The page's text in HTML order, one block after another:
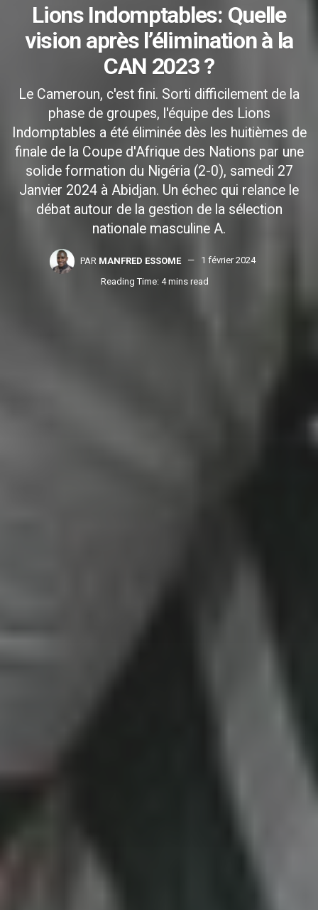
Lions Indomptables: Quelle
vision après l’élimination à la
CAN 2023 ?
Le Cameroun, c'est fini. Sorti difficilement de la
phase de groupes, l'équipe des Lions
Indomptables a été éliminée dès les huitièmes de
finale de la Coupe d'Afrique des Nations par une
solide formation du Nigéria (2-0), samedi 27
Janvier 2024 à Abidjan. Un échec qui relance le
débat autour de la gestion de la sélection
nationale masculine A.
PAR MANFRED ESSOME
1 février 2024
Reading Time: 4 mins read